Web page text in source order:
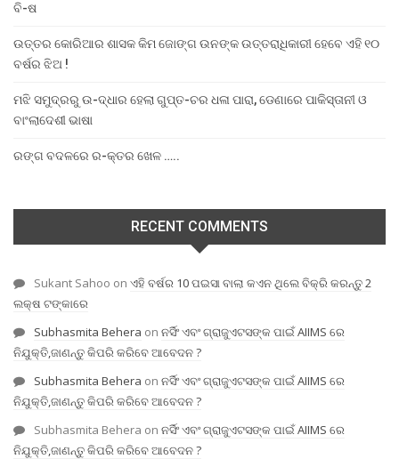
ବି-ଷ
ଉତ୍ତର କୋରିଆର ଶାସକ କିମ ଜୋଙ୍ଗ ଉନଙ୍କ ଉତ୍ତରାଧିକାରୀ ହେବେ ଏହି ୧୦
ବର୍ଷର ଝିଅ !
ମଝି ସମୁଦ୍ରରୁ ଉ-ଦ୍ଧାର ହେଲା ଗୁପ୍ତ-ଚର ଧଳା ପାରା, ଡେଣାରେ ପାକିସ୍ତାନୀ ଓ
ବାଂଲାଦେଶୀ ଭାଷା
ରଙ୍ଗ ବଦଳରେ ର-କ୍ତର ଖେଳ …..
RECENT COMMENTS
Sukant Sahoo on ଏହି ବର୍ଷର 10 ପଇସା ବାଲା କଏନ ଥିଲେ ବିକ୍ରି କରନ୍ତୁ 2
ଲକ୍ଷ ଟଙ୍କାରେ
Subhasmita Behera on ନର୍ସିଂ ଏବଂ ଗ୍ରାଜୁଏଟସଙ୍କ ପାଇଁ AIIMS ରେ
ନିଯୁକ୍ତି,ଜାଣନ୍ତୁ କିପରି କରିବେ ଆବେଦନ ?
Subhasmita Behera on ନର୍ସିଂ ଏବଂ ଗ୍ରାଜୁଏଟସଙ୍କ ପାଇଁ AIIMS ରେ
ନିଯୁକ୍ତି,ଜାଣନ୍ତୁ କିପରି କରିବେ ଆବେଦନ ?
Subhasmita Behera on ନର୍ସିଂ ଏବଂ ଗ୍ରାଜୁଏଟସଙ୍କ ପାଇଁ AIIMS ରେ
ନିଯୁକ୍ତି,ଜାଣନ୍ତୁ କିପରି କରିବେ ଆବେଦନ ?